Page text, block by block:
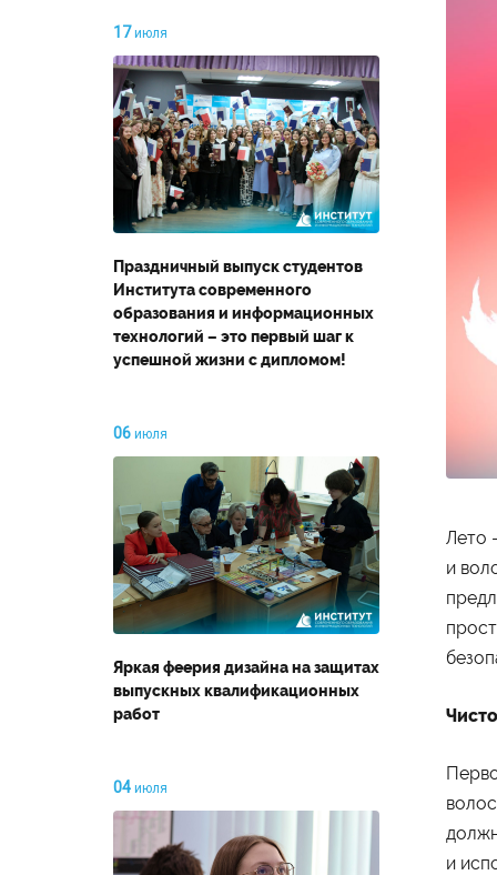
17 июля
Праздничный выпуск студентов
Института современного
образования и информационных
технологий – это первый шаг к
успешной жизни с дипломом!
06 июля
Яркая феерия дизайна на защитах
выпускных квалификационных
работ
04 июля
Лето
и
и